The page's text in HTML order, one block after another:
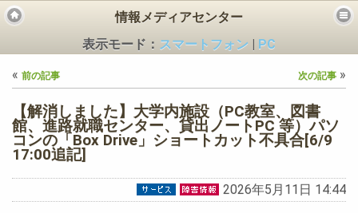
ス
情報メディアセンター
表示モード： スマートフォン
PC
« 前の記事 次の記事 »
【解消しました】大学内施設（PC教室、図書
館、進路就職センター、貸出ノートPC 等）パソ
コンの「Box Drive」ショートカット不具合[6/9
17:00追記]
2026年5月11日 14:44